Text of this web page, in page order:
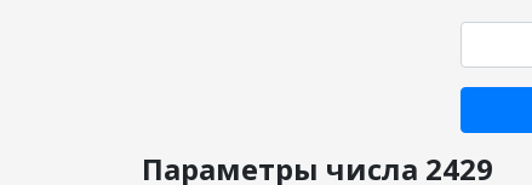
Параметры числа 2429